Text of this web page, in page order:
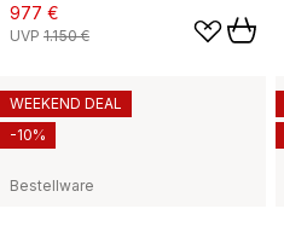
977 €
UVP 1.150 €
Bestellware
WEEKEND DEAL
-10%